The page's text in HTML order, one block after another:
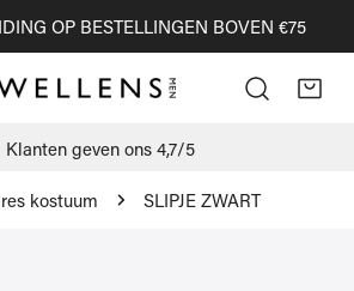
OP BESTELLINGEN BOVEN €75
Klanten geven ons 4,7/5
kostuum SLIPJE ZWART